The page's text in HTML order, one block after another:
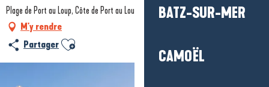
BATZ-SUR-MER
CAMOËL
Plage de Port au Loup, Côte de Port au Loup, 44420 Piriac-sur-Mer
M'y rendre
Partager Ajouter aux favoris